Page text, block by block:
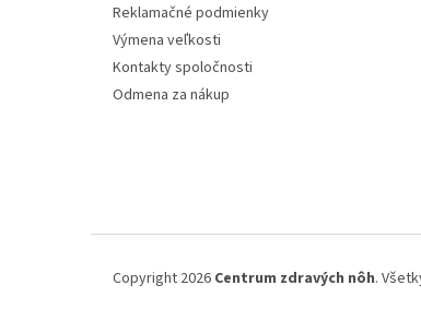
Reklamačné podmienky
Výmena veľkosti
Kontakty spoločnosti
Odmena za nákup
Copyright 2026 Centrum zdravých nôh.